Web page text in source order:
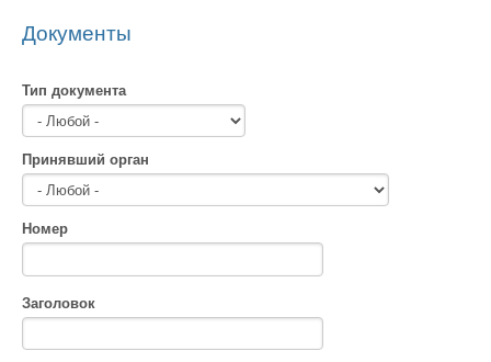
Документы
Тип документа
Принявший орган
Номер
Заголовок